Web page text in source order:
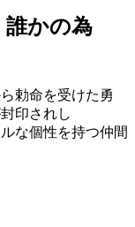
誰かの為
勅命を受けた勇
印されし
な個性を持つ仲間